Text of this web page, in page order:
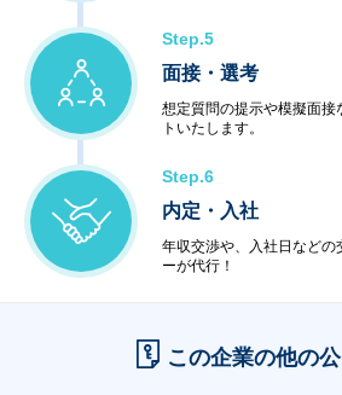
Step.5
面接・選考
想定質問の提示や模擬面接
トいたします。
Step.6
内定・入社
年収交渉や、入社日など
ーが代行！
この企業の他の